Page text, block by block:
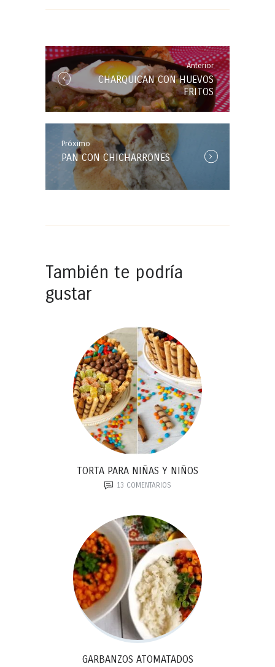
entradas
AnteriorAnterior
Entrada:
CHARQUICAN CON HUEVOS
FRITOS
PróximoPróxima
Entrada:
PAN CON CHICHARRONES
También te podría
gustar
TORTA PARA NIÑAS Y NIÑOS
13 COMENTARIOS
GARBANZOS ATOMATADOS